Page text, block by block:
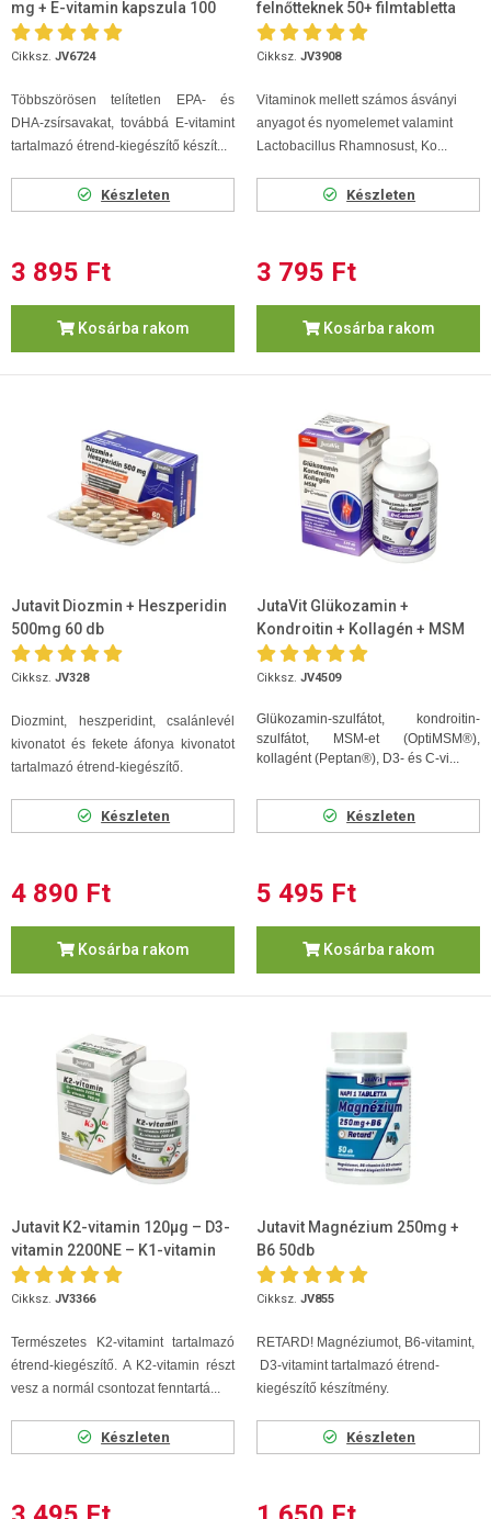
mg + E-vitamin kapszula 100
db
Cikksz. JV6724
Többszörösen telítetlen EPA- és
DHA-zsírsavakat, továbbá E-vitamint
tartalmazó étrend-kiegészítő készít...
Készleten
3 895 Ft
Kosárba rakom
felnőtteknek 50+ filmtabletta
100db
Cikksz. JV3908
Vitaminok mellett számos ásványi
anyagot és nyomelemet valamint
Lactobacillus Rhamnosust, Ko...
Készleten
3 795 Ft
Kosárba rakom
Jutavit Diozmin + Heszperidin
500mg 60 db
Cikksz. JV328
Diozmint, heszperidint, csalánlevél
kivonatot és fekete áfonya kivonatot
tartalmazó étrend-kiegészítő.
Készleten
4 890 Ft
Kosárba rakom
JutaVit Glükozamin +
Kondroitin + Kollagén + MSM
D+C vitamin 120db tabletta
Cikksz. JV4509
Glükozamin-szulfátot, kondroitin-
szulfátot, MSM-et (OptiMSM®),
kollagént (Peptan®), D3- és C-vi...
Készleten
5 495 Ft
Kosárba rakom
Jutavit K2-vitamin 120µg – D3-
vitamin 2200NE – K1-vitamin
700µg 60 kapszula
Cikksz. JV3366
Természetes K2-vitamint tartalmazó
étrend-kiegészítő. A K2-vitamin részt
vesz a normál csontozat fenntartá...
Készleten
Jutavit Magnézium 250mg +
B6 50db
Cikksz. JV855
RETARD! Magnéziumot, B6-vitamint,
D3-vitamint tartalmazó étrend-
kiegészítő készítmény.
Készleten